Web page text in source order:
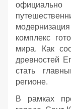
комплекс
мира. Как
древностей
стать
регионе.
В рамках